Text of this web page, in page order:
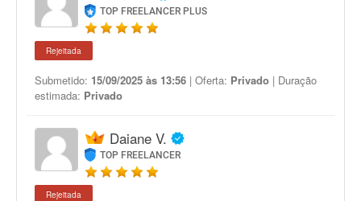
TOP FREELANCER PLUS
Rejeitada
Submetido: 15/09/2025 às 13:56 | Oferta: Privado | Duração
estimada: Privado
Daiane V.
TOP FREELANCER
Rejeitada